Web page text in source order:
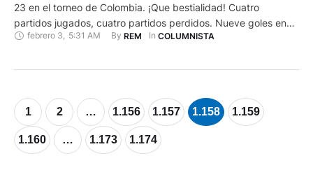
23 en el torneo de Colombia. ¡Que bestialidad! Cuatro
partidos jugados, cuatro partidos perdidos. Nueve goles en
contra y ni uno solo a favor. Inobjetable último puesto en el
queja contra ningún árbitro. Ninguna injusticia. …
febrero 3, 5:31 AM By REM In COLUMNISTA
1 2 … 1.156 1.157 1.158 1.159
1.160 … 1.173 1.174